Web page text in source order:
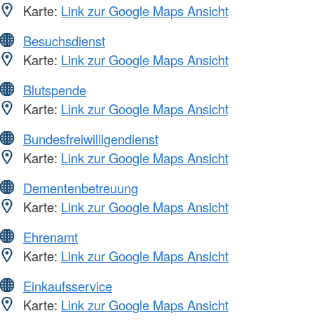
Karte: Link zur Google Maps Ansicht
Besuchsdienst
Karte: Link zur Google Maps Ansicht
Blutspende
Karte: Link zur Google Maps Ansicht
Bundesfreiwilligendienst
Karte: Link zur Google Maps Ansicht
Dementenbetreuung
Karte: Link zur Google Maps Ansicht
Ehrenamt
Karte: Link zur Google Maps Ansicht
Einkaufsservice
Karte: Link zur Google Maps Ansicht